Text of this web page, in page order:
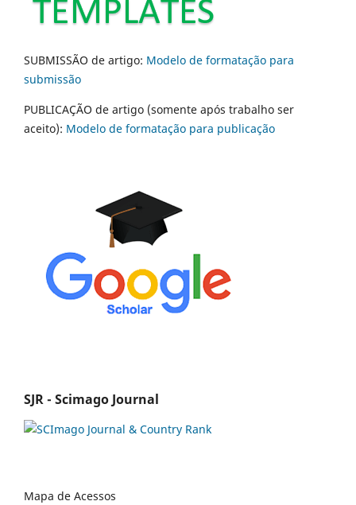
SUBMISSÃO de artigo: Modelo de formatação para
submissão
PUBLICAÇÃO de artigo (somente após trabalho ser
aceito): Modelo de formatação para publicação
SJR - Scimago Journal
Mapa de Acessos